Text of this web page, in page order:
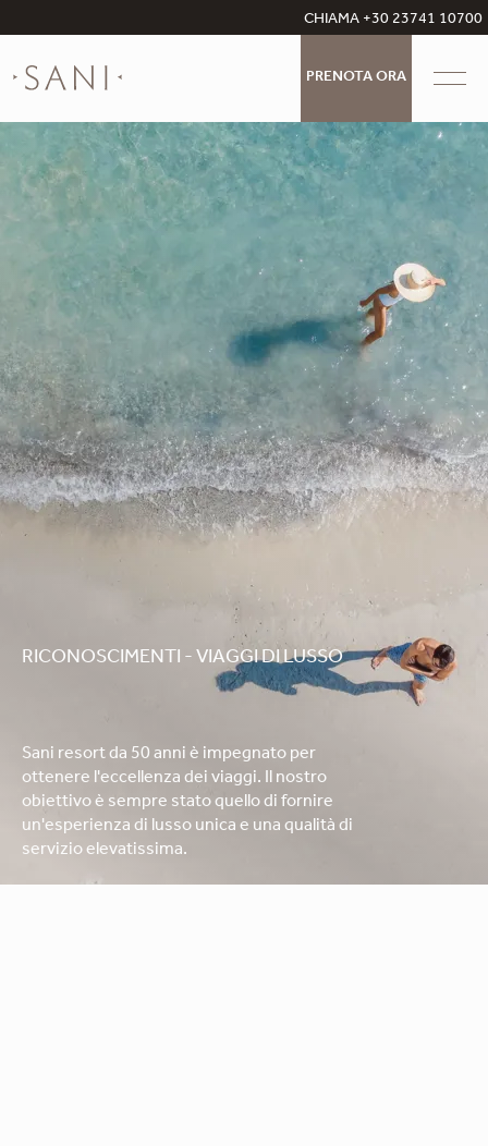
CHIAMA +30 23741 10700
PRENOTA ORA
RICONOSCIMENTI - VIAGGI DI LUSSO
Sani resort da 50 anni è impegnato per
ottenere l'eccellenza dei viaggi. Il nostro
obiettivo è sempre stato quello di fornire
un'esperienza di lusso unica e una qualità di
servizio elevatissima.